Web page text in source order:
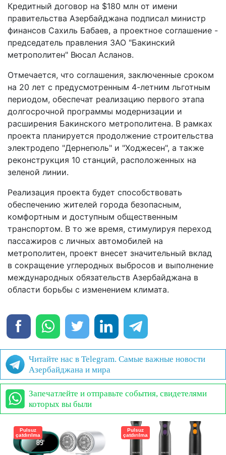
Кредитный договор на $180 млн от имени
правительства Азербайджана подписал министр
финансов Сахиль Бабаев, а проектное соглашение -
председатель правления ЗАО "Бакинский
метрополитен" Вюсал Асланов.
Отмечается, что соглашения, заключенные сроком
на 20 лет с предусмотренным 4-летним льготным
периодом, обеспечат реализацию первого этапа
долгосрочной программы модернизации и
расширения Бакинского метрополитена. В рамках
проекта планируется продолжение строительства
электродепо "Дернегюль" и "Ходжесен", а также
реконструкция 10 станций, расположенных на
зеленой линии.
Реализация проекта будет способствовать
обеспечению жителей города безопасным,
комфортным и доступным общественным
транспортом. В то же время, стимулируя переход
пассажиров с личных автомобилей на
метрополитен, проект внесет значительный вклад
в сокращение углеродных выбросов и выполнение
международных обязательств Азербайджана в
области борьбы с изменением климата.
Читайте нас в Telegram. Самые важные новости
Азербайджана и мира
Запечатлейте и отправьте события, свидетелями
которых вы были